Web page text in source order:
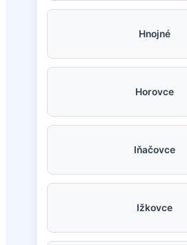
Hnojné
Horovce
Iňačovce
Ižkovce